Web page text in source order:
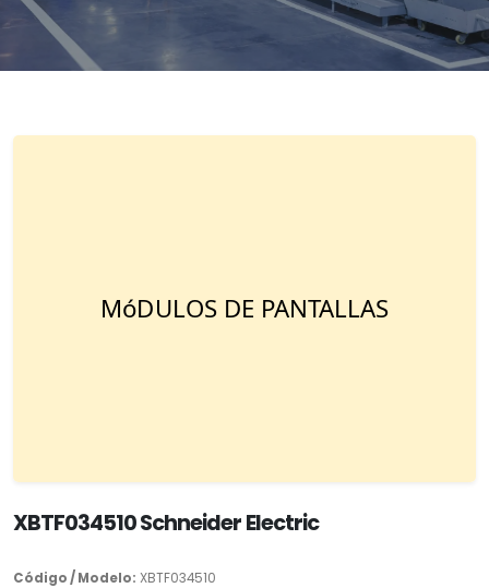
XBTF034510 Schneider Electric
Código / Modelo: XBTF034510